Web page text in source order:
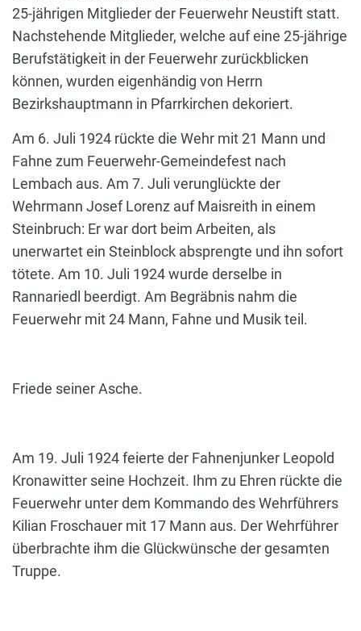
25-jährigen Mitglieder der Feuerwehr Neustift statt.
Nachstehende Mitglieder, welche auf eine 25-jährige
Berufstätigkeit in der Feuerwehr zurückblicken
können, wurden eigenhändig von Herrn
Bezirkshauptmann in Pfarrkirchen dekoriert.
Am 6. Juli 1924 rückte die Wehr mit 21 Mann und
Fahne zum Feuerwehr-Gemeindefest nach
Lembach aus. Am 7. Juli verunglückte der
Wehrmann Josef Lorenz auf Maisreith in einem
Steinbruch: Er war dort beim Arbeiten, als
unerwartet ein Steinblock absprengte und ihn sofort
tötete. Am 10. Juli 1924 wurde derselbe in
Rannariedl beerdigt. Am Begräbnis nahm die
Feuerwehr mit 24 Mann, Fahne und Musik teil.
Friede seiner Asche.
Am 19. Juli 1924 feierte der Fahnenjunker Leopold
Kronawitter seine Hochzeit. Ihm zu Ehren rückte die
Feuerwehr unter dem Kommando des Wehrführers
Kilian Froschauer mit 17 Mann aus. Der Wehrführer
überbrachte ihm die Glückwünsche der gesamten
Truppe.